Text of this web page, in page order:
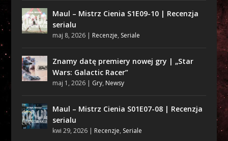
Maul – Mistrz Cienia S1E09-10 | Recenzja
serialu
maj 8, 2026| Recenzje, Seriale
Znamy datę premiery nowej gry | „Star
Wars: Galactic Racer”
maj 1, 2026| Gry, Newsy
Maul – Mistrz Cienia S01E07-08 | Recenzja
serialu
kwi 29, 2026| Recenzje, Seriale